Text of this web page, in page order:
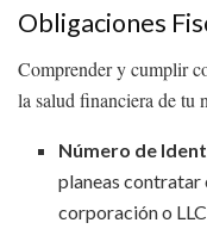
Obligaciones
Comprender y cumplir
la salud financiera de tu
Número de
planeas contratar
corporación o